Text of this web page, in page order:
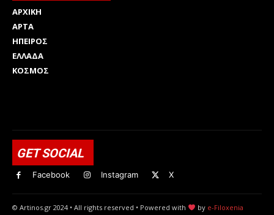
ΑΡΧΙΚΗ
ΑΡΤΑ
ΗΠΕΙΡΟΣ
ΕΛΛΑΔΑ
ΚΟΣΜΟΣ
GET SOCIAL
Facebook Instagram X
© Artinos.gr 2024 • All rights reserved • Powered with by e-Filoxenia